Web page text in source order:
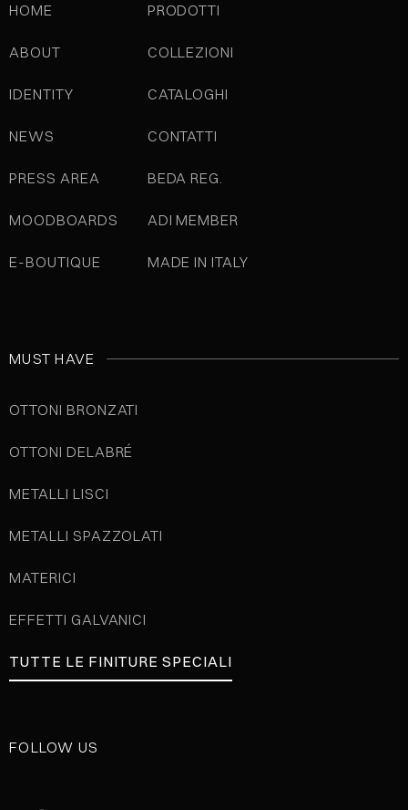
HOME
ABOUT
IDENTITY
NEWS
PRESS AREA
MOODBOARDS
E-BOUTIQUE
PRODOTTI
COLLEZIONI
CATALOGHI
CONTATTI
BEDA REG.
ADI MEMBER
MADE IN ITALY
MUST HAVE
OTTONI BRONZATI
OTTONI DELABRÉ
METALLI LISCI
METALLI SPAZZOLATI
MATERICI
EFFETTI GALVANICI
TUTTE LE FINITURE SPECIALI
FOLLOW US